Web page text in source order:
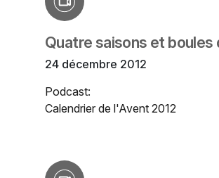
Quatre saisons et boules
24 décembre 2012
Podcast:
Calendrier de l'Avent 2012